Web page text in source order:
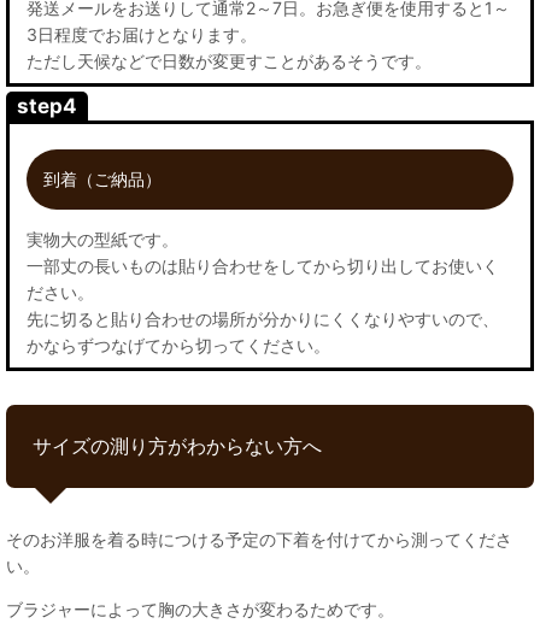
発送メールをお送りして通常2～7日。お急ぎ便を使用すると1～
3日程度でお届けとなります。
ただし天候などで日数が変更すことがあるそうです。
step4
到着（ご納品）
実物大の型紙です。
一部丈の長いものは貼り合わせをしてから切り出してお使いく
ださい。
先に切ると貼り合わせの場所が分かりにくくなりやすいので、
かならずつなげてから切ってください。
サイズの測り方がわからない方へ
そのお洋服を着る時につける予定の下着を付けてから測ってくださ
い。
ブラジャーによって胸の大きさが変わるためです。